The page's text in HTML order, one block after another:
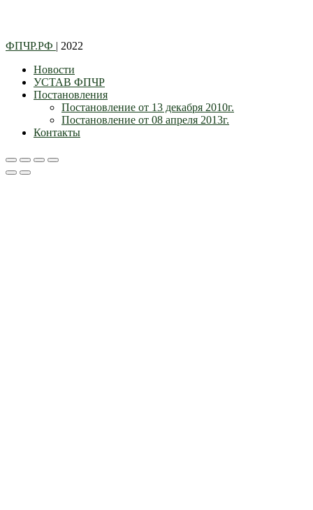
ФПЧР.РФ | 2022
Новости
УСТАВ ФПЧР
Постановления
Постановление от 13 декабря 2010г.
Постановление от 08 апреля 2013г.
Контакты